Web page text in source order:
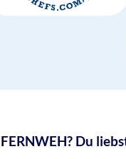
FERNWEH? Du